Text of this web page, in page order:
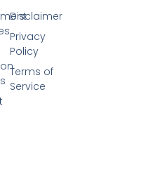
Disclaimer
Privacy
Policy
Terms of
Service